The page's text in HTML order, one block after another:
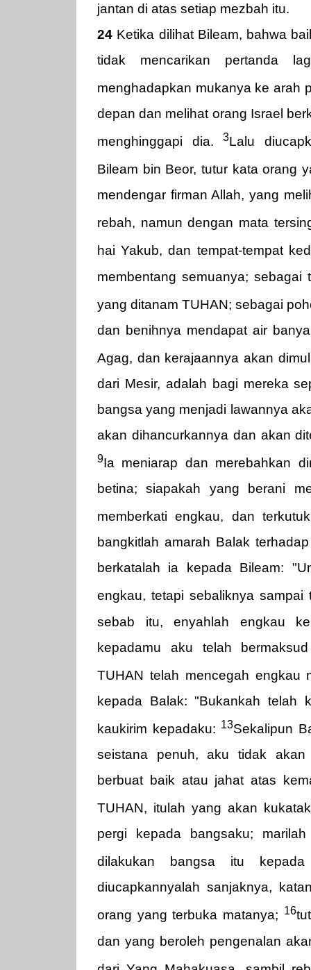
jantan di atas setiap mezbah itu.
24 Ketika dilihat Bileam, bahwa
tidak mencarikan pertanda
menghadapkan mukanya ke arah
depan dan melihat orang Israel
menghinggapi dia.3Lalu
Bileam bin Beor, tutur kata orang
mendengar firman Allah, yang
rebah, namun dengan mata
hai Yakub, dan tempat-tempat
membentang semuanya;
yang ditanam TUHAN; sebagai
dan benihnya mendapat air
Agag, dan kerajaannya akan
dari Mesir, adalah bagi mereka
bangsa yang menjadi lawannya
akan dihancurkannya dan akan
9Ia meniarap dan merebahkan
betina; siapakah yang berani
memberkati engkau, dan
bangkitlah amarah Balak
berkatalah ia kepada Bileam:
engkau, tetapi sebaliknya
sebab itu, enyahlah engkau
kepadamu aku telah
TUHAN telah mencegah engkau
kepada Balak: "Bukankah telah
kaukirim kepadaku: 13Sekalipun
seistana penuh, aku tidak
berbuat baik atau jahat atas
TUHAN, itulah yang akan
pergi kepada bangsaku;
dilakukan bangsa itu
diucapkannyalah sanjaknya,
orang yang terbuka matanya; 16
dan yang beroleh pengenalan